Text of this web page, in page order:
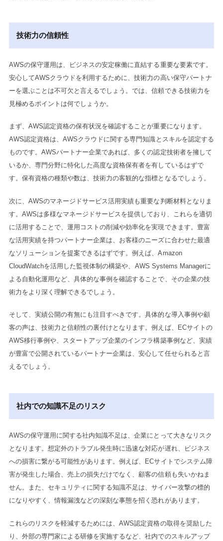
技術力の信頼性
AWSの保守運用は、ビジネスの安定稼働に直結する重要な要素です。
安心してAWSクラウドを利用するために、技術力の高い保守パートナ
ーを選ぶことは不可欠と言えるでしょう。では、信頼できる技術力を
見極めるポイントは何でしょうか。
まず、AWS認定資格の保有状況を確認することが重要になります。
AWS認定資格は、AWSクラウドに関する専門知識とスキルを認定する
ものです。AWSパートナー企業であれば、多くの認定技術者を擁して
いるか、専門分野に特化した高度な資格保有者を有しているはずで
す。保有資格の種類や数は、技術力の客観的な指標となるでしょう。
次に、AWSのマネージドサービス活用実績も重要な判断材料となりま
す。AWSは多様なマネージドサービスを提供しており、これらを適切
に活用することで、運用コストの削減や効率化を実現できます。豊富
な活用実績を持つパートナー企業は、お客様のニーズに合わせた最適
なソリューションを提案できるはずです。例えば、Amazon
CloudWatchを活用した監視体制の構築や、AWS Systems Managerに
よる自動化運用など、具体的な事例を確認することで、その企業の技
術力をより深く理解できるでしょう。
そして、実績公開の有無にも注目すべきです。具体的な導入事例や顧
客の声は、技術力と信頼性の裏付けとなります。例えば、ECサイトの
AWS移行事例や、スタートアップ企業のインフラ構築事例など、実績
が豊富で公開されているパートナー企業は、安心して任せられると言
えるでしょう。
社内での知識不足のリスク
AWSの保守運用に関する社内知識不足は、企業にとって大きなリスク
となります。想定外のトラブル発生時に迅速な対応が遅れ、ビジネス
への損害に繋がる可能性があります。例えば、ECサイトでシステム障
害が発生した場合、売上の損失だけでなく、顧客の信頼も失いかねま
せん。また、セキュリティに関する知識不足は、サイバー攻撃の標的
になりやすく、情報漏洩などの深刻な事態を招く恐れがあります。
これらのリスクを軽減するためには、AWS認定資格の取得を奨励した
り、外部の専門家による研修を実施するなど、社内でのスキルアップ